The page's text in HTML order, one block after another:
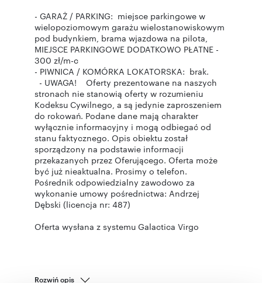
- GARAŻ / PARKING: miejsce parkingowe w
wielopoziomowym garażu wielostanowiskowym
pod budynkiem, brama wjazdowa na pilota,
MIEJSCE PARKINGOWE DODATKOWO PŁATNE -
300 zł/m-c
- PIWNICA / KOMÓRKA LOKATORSKA: brak.
- UWAGA! Oferty prezentowane na naszych
stronach nie stanowią oferty w rozumieniu
Kodeksu Cywilnego, a są jedynie zaproszeniem
do rokowań. Podane dane mają charakter
wyłącznie informacyjny i mogą odbiegać od
stanu faktycznego. Opis obiektu został
sporządzony na podstawie informacji
przekazanych przez Oferującego. Oferta może
być już nieaktualna. Prosimy o telefon.
Pośrednik odpowiedzialny zawodowo za
wykonanie umowy pośrednictwa: Andrzej
Dębski (licencja nr: 487)
Oferta wysłana z systemu Galactica Virgo
Rozwiń opis